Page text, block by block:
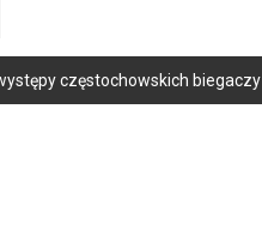
częstochowskich biegaczy